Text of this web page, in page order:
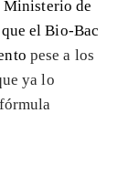
Ministerio de
el Bio-Bac
pese a los
ya lo